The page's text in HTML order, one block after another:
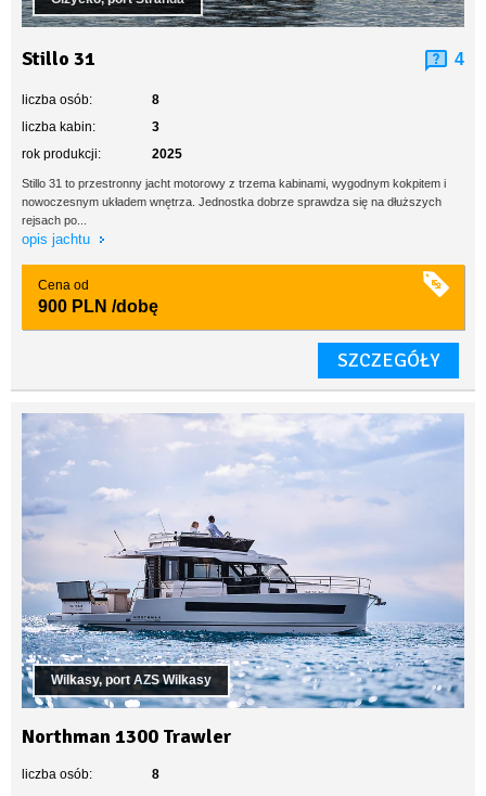
Stillo 31 4
liczba osób:
8
liczba kabin:
3
rok produkcji:
2025
Stillo 31 to przestronny jacht motorowy z trzema kabinami, wygodnym kokpitem i
nowoczesnym układem wnętrza. Jednostka dobrze sprawdza się na dłuższych
rejsach po...
opis jachtu
Cena od
900 PLN /dobę
SZCZEGÓŁY
Wilkasy, port AZS Wilkasy
Northman 1300 Trawler
liczba osób:
8